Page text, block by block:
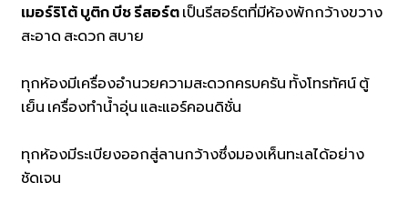
เมอร์ริโต้ บูติก บีช รีสอร์ตเป็นรีสอร์ตที่มีห้องพักกว้างขวาง
สะอาด สะดวก สบาย
ทุกห้องมีเครื่องอำนวยความสะดวกครบครัน ทั้งโทรทัศน์ ตู้
เย็น เครื่องทำน้ำอุ่น และแอร์คอนดิชั่น
ทุกห้องมีระเบียงออกสู่ลานกว้างซึ่งมองเห็นทะเลได้อย่าง
ชัดเจน